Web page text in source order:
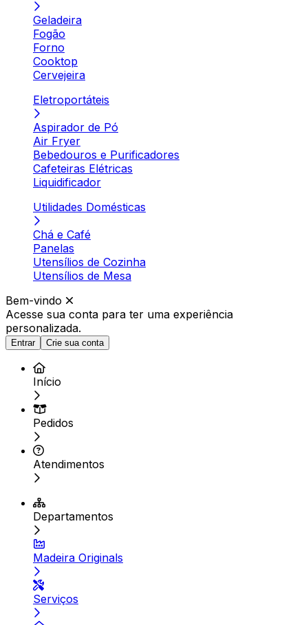
Geladeira
Fogão
Forno
Cooktop
Cervejeira
Eletroportáteis
Aspirador de Pó
Air Fryer
Bebedouros e Purificadores
Cafeteiras Elétricas
Liquidificador
Utilidades Domésticas
Chá e Café
Panelas
Utensílios de Cozinha
Utensílios de Mesa
Bem-vindo
Acesse sua conta para ter uma experiência
personalizada.
Entrar Crie sua conta
Início
Pedidos
Atendimentos
Departamentos
Madeira Originals
Serviços